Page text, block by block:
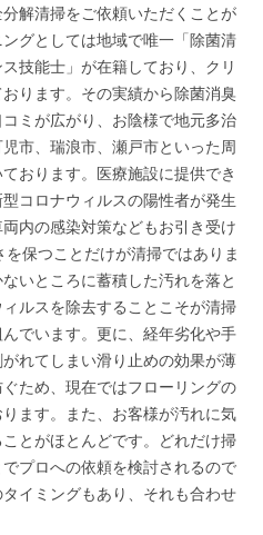
解清掃をご依頼いただくことが
グとしては地域で唯一「除菌清
技能士」が在籍しており、クリ
ります。その実績から除菌消臭
ミが広がり、お陰様で地元多治
市、瑞浪市、瀬戸市といった周
おります。医療施設に提供でき
コロナウィルスの陽性者が発生
内の感染対策などもお引き受け
保つことだけが清掃ではありま
いところに蓄積した汚れを落と
ルスを除去することこそが清掃
でいます。更に、経年劣化や手
れてしまい滑り止めの効果が薄
ため、現在ではフローリングの
ます。また、お客様が汚れに気
とがほとんどです。どれだけ掃
プロへの依頼を検討されるので
イミングもあり、それも合わせ